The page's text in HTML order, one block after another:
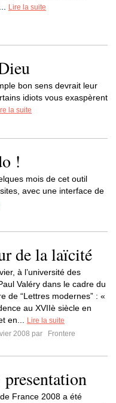
Lire la suite
bon sens devrait leur
idiots vous exaspèrent
la suite
!
mois de cet outil
avec une interface de
de la laïcité
à l’université des
Valéry dans le cadre du
de “Lettres modernes” : «
au XVIIè siècle en
en...
Lire la suite
2008 par
Frontere
France 2008 a été